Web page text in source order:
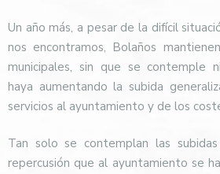
Un año más, a pesar de la difícil
nos encontramos, Bolaños
municipales, sin que se contemple
haya aumentando la subida
servicios al ayuntamiento y de los
Tan solo se contemplan las
repercusión que al ayuntamiento se